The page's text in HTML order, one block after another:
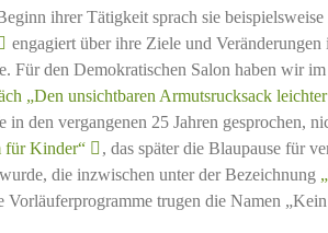
ihrer Tätigkeit sprach sie beispielsweise
engagiert über ihre Ziele und
Für den Demokratischen Salon haben wir
„Den unsichtbaren Armutsrucksack
in den vergangenen 25 Jahren gesprochen,
für Kinder“
, das später die Blaupause für
die inzwischen unter der Bezeichnung
Vorläuferprogramme trugen die Namen